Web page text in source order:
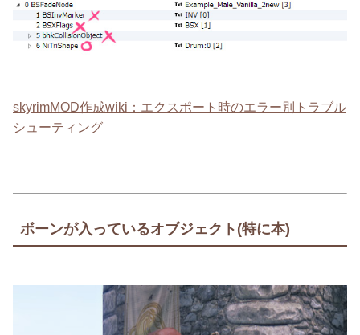
skyrimMOD作成wiki：エクスポート時のエラー別トラブル
シューティング
ボーンが入っているオブジェクト(特に本)